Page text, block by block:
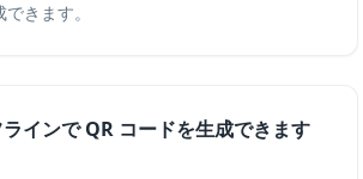
きます。
インで QR コードを生成できます